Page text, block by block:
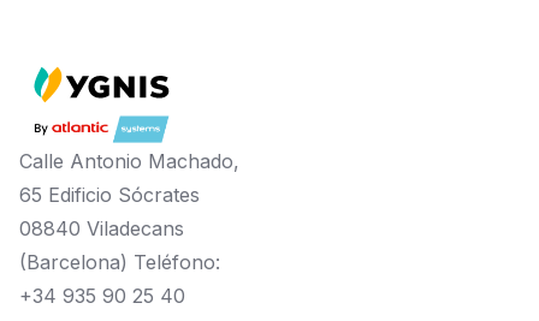
Calle Antonio Machado,
65 Edificio Sócrates
08840 Viladecans
(Barcelona) Teléfono:
+34 935 90 25 40